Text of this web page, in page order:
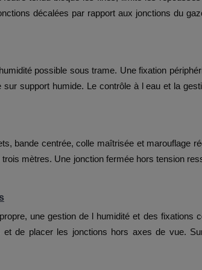
décalées par rapport aux jonctions du
possible sous trame. Une fixation
support humide. Le contrôle à l eau et la
bande centrée, colle maîtrisée et marouflage
mètres. Une jonction fermée hors tension
une gestion de l humidité et des fixations
de placer les jonctions hors axes de vue.